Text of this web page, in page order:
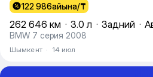
122 986айына/₸
262 646 км · 3.0 л · Задний ·
BMW 7 серия 2008
Шымкент · 14 июл